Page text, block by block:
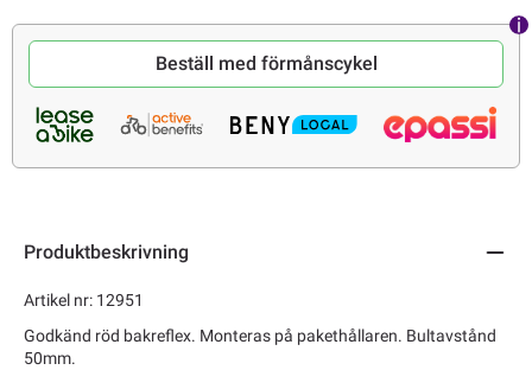
Beställ med förmånscykel
Produktbeskrivning
Artikel nr: 12951
Godkänd röd bakreflex. Monteras på pakethållaren. Bultavstånd
50mm.